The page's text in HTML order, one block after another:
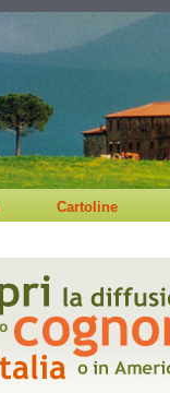
Cartoline